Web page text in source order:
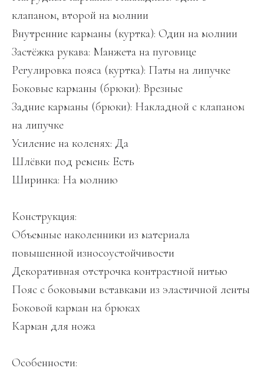
клапаном, второй на молнии
Внутренние карманы (куртка): Один на молнии
Застёжка рукава: Манжета на пуговице
Регулировка пояса (куртка): Паты на липучке
Боковые карманы (брюки): Врезные
Задние карманы (брюки): Накладной с клапаном
на липучке
Усиление на коленях: Да
Шлёвки под ремень: Есть
Ширинка: На молнию
Конструкция:
Объемные наколенники из материала
повышенной износоустойчивости
Декоративная отстрочка контрастной нитью
Пояс с боковыми вставками из эластичной ленты
Боковой карман на брюках
Карман для ножа
Особенности: